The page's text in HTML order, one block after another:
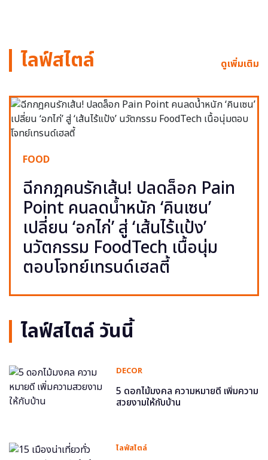
ไลฟ์สไตล์ ดูเพิ่มเติม
FOOD
ฉีกกฎคนรักเส้น! ปลดล็อก Pain
Point คนลดน้ำหนัก ‘คินเซน’
เปลี่ยน ‘อกไก่’ สู่ ‘เส้นไร้แป้ง’
นวัตกรรม FoodTech เนื้อนุ่ม
ตอบโจทย์เทรนด์เฮลตี้
ไลฟ์สไตล์ วันนี้
DECOR
5 ดอกไม้มงคล ความหมายดี เพิ่มความ
สวยงามให้กับบ้าน
ไลฟ์สไตล์